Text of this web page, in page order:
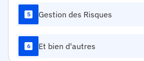
5 Gestion des Risques
6 Et bien d'autres